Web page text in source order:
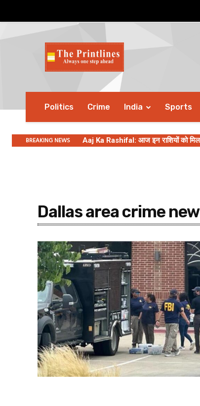
Politics Crime India Sports
BREAKING NEWS Aaj Ka Rashifal: आज इन राशियों को मिल
Dallas area crime